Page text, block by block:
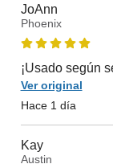
JoAnn
Phoenix
¡Usado según
Ver original
Hace 1 día
Kay
Austin